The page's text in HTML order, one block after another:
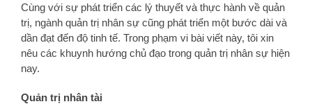
Cùng với sự phát triển các lý thuyết và thực hành về quản
trị, ngành quản trị nhân sự cũng phát triển một bước dài và
dần đạt đến độ tinh tế. Trong phạm vi bài viết này, tôi xin
nêu các khuynh hướng chủ đạo trong quản trị nhân sự hiện
nay.
Quản trị nhân tài